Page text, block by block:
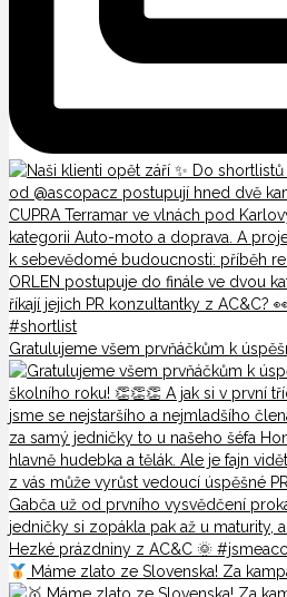
Gratulujeme všem prvňáčkům k
Máme zlato ze Slovenska! Za